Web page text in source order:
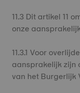
11.3 Dit artikel 11
onze
11.3.1 Voor
aansprakelijk zijn
van het Burgerlijk